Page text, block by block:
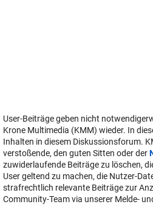
User-Beiträge geben nicht
Krone Multimedia (KMM) wieder. In
Inhalten in diesem Diskussionsforum.
verstoßende, den guten Sitten oder der
zuwiderlaufende Beiträge zu löschen,
User geltend zu machen, die Nutzer-
strafrechtlich relevante Beiträge zur
Community-Team via unserer Melde-